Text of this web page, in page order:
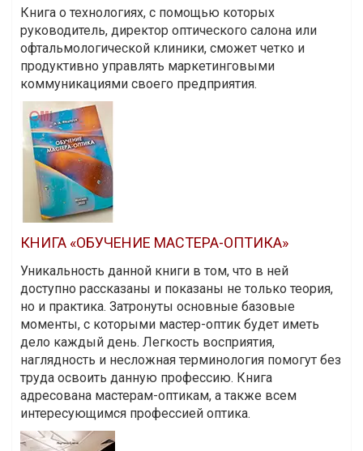
Книга о технологиях, с помощью которых
руководитель, директор оптического салона или
офтальмологической клиники, сможет четко и
продуктивно управлять маркетинговыми
коммуникациями своего предприятия.
КНИГА «ОБУЧЕНИЕ МАСТЕРА-ОПТИКА»
Уникальность данной книги в том, что в ней
доступно рассказаны и показаны не только теория,
но и практика. Затронуты основные базовые
моменты, с которыми мастер-оптик будет иметь
дело каждый день. Легкость восприятия,
наглядность и несложная терминология помогут без
труда освоить данную профессию. Книга
адресована мастерам-оптикам, а также всем
интересующимся профессией оптика.